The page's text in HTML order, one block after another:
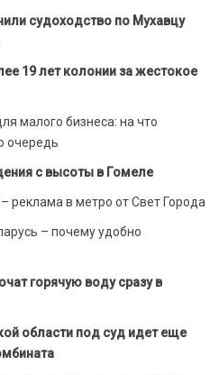
судоходство по Мухавцу
19 лет колонии за жестокое
малого бизнеса: на что
очередь
с высоты в Гомеле
реклама в метро от Свет Города
– почему удобно
горячую воду сразу в
области под суд идет еще